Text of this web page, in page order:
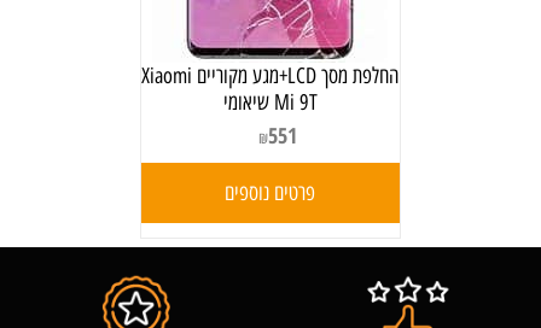
החלפת מסך LCD+מגע מקוריים Xiaomi
Mi 9T שיאומי
₪551
פרטים נוספים